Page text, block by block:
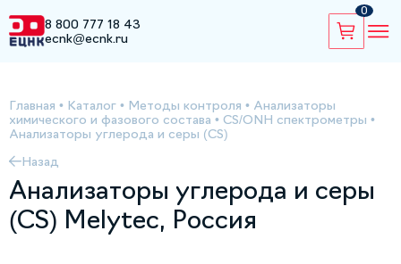
8 800 777 18 43
ecnk@ecnk.ru
0
Главная • Каталог • Методы контроля • Анализаторы
химического и фазового состава • CS/ONH спектрометры •
Анализаторы углерода и серы (CS)
Назад
Анализаторы углерода и серы
(CS) Melytec, Россия